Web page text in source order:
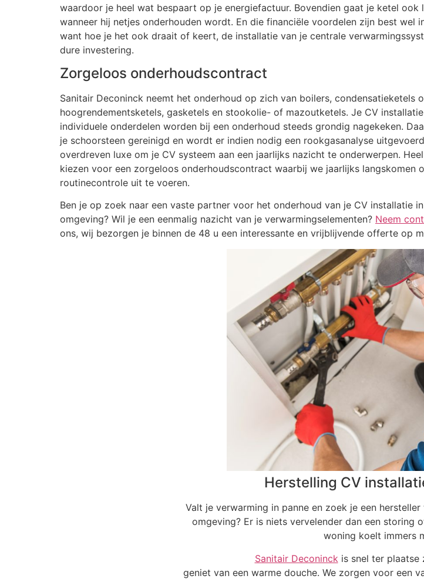
waardoor je heel wat bespaart op je energiefactuur. Bovendien gaat je ketel ook
wanneer hij netjes onderhouden wordt. En die financiële voordelen zijn best wel
want hoe je het ook draait of keert, de installatie van je centrale
dure investering.
Zorgeloos onderhoudscontract
Sanitair Deconinck neemt het onderhoud op zich van boilers, condensatieketels
hoogrendementsketels, gasketels en stookolie- of mazoutketels. Je CV
individuele onderdelen worden bij een onderhoud steeds grondig nagekeken.
je schoorsteen gereinigd en wordt er indien nodig een rookgasanalyse
overdreven luxe om je CV systeem aan een jaarlijks nazicht te onderwerpen.
kiezen voor een zorgeloos onderhoudscontract waarbij we jaarlijks langskomen
routinecontrole uit te voeren.
Ben je op zoek naar een vaste partner voor het onderhoud van je CV installatie
omgeving? Wil je een eenmalig nazicht van je verwarmingselementen? Neem
ons, wij bezorgen je binnen de 48 u een interessante en vrijblijvende offerte op
Herstelling CV
Valt je verwarming in panne en zoek je een
omgeving? Er is niets vervelender dan een storing
woning koelt immers
Sanitair Deconinck is snel ter
geniet van een warme douche. We zorgen voor een